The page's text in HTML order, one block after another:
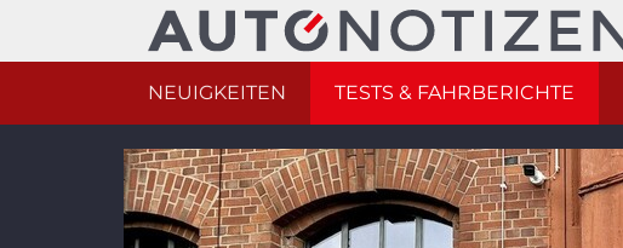
NEUIGKEITEN TESTS & FAHRBERICHTE